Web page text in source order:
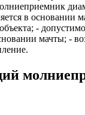
в
-
мачты; -